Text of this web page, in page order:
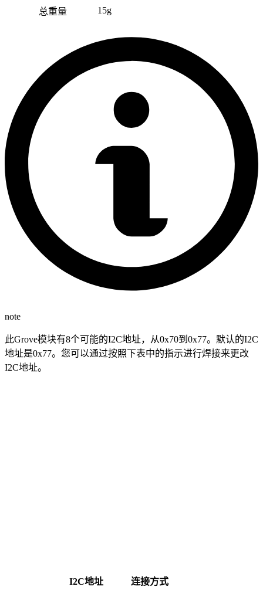
总重量
15g
note
此Grove模块有8个可能的I2C地址，从0x70到0x77。默认的I2C
地址是0x77。您可以通过按照下表中的指示进行焊接来更改
I2C地址。
I2C地址
连接方式